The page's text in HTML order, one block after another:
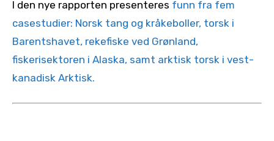
I den nye rapporten presenteres funn fra fem
casestudier: Norsk tang og kråkeboller, torsk i
Barentshavet, rekefiske ved Grønland,
fiskerisektoren i Alaska, samt arktisk torsk i vest-
kanadisk Arktisk.